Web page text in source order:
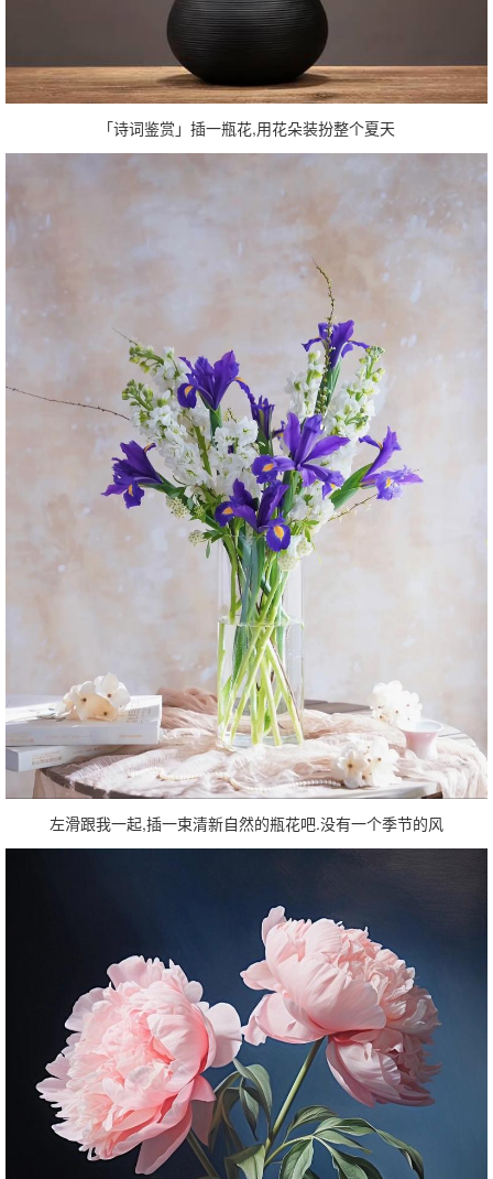
「诗词鉴赏」插一瓶花,用花朵装扮整个夏天
左滑跟我一起,插一束清新自然的瓶花吧.没有一个季节的风